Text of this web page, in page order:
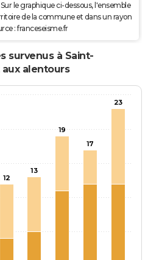
le graphique ci-dessous, l'ensemble
de la commune et dans un rayon
: franceseisme.fr
survenus à Saint-
alentours
12
13
19
17
23